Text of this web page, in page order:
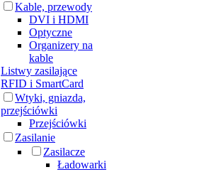
Kable, przewody
DVI i HDMI
Optyczne
Organizery na
kable
Listwy zasilające
RFID i SmartCard
Wtyki, gniazda,
przejściówki
Przejściówki
Zasilanie
Zasilacze
Ładowarki